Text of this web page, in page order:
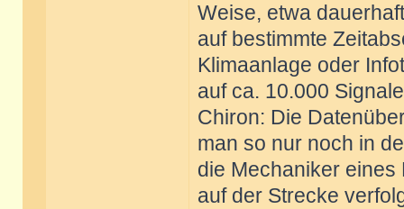
Weise, etwa
auf bestimmte
Klimaanlage oder
auf ca. 10.000
Chiron: Die
man so nur noch in
die Mechaniker
auf der Strecke